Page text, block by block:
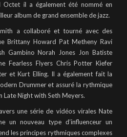
Octet il a également été nommé en
album de grand ensemble de jazz.
a collaboré et tourné avec des
Brittany Howard Pat Metheny Ravi
Gambino Norah Jones Jon Batiste
Fearless Flyers Chris Potter Kiefer
et Kurt Elling. Il a également fait la
Drummer et assuré la rythmique
Late Night with Seth Meyers.
une série de vidéos virales Nate
un nouveau type d’influenceur un
les principes rythmiques complexes